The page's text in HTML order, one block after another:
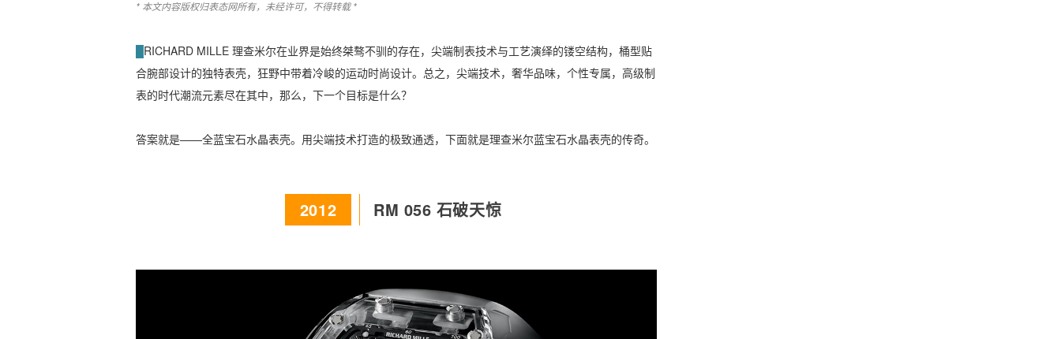
* 本文内容版权归表态网所有，未经许可，不得转载 *
█RICHARD MILLE 理查米尔在业界是始终桀骜不驯的存在，尖端制表技术与工艺演绎的镂空结构，桶型贴
合腕部设计的独特表壳，狂野中带着冷峻的运动时尚设计。总之，尖端技术，奢华品味，个性专属，高级制
表的时代潮流元素尽在其中，那么，下一个目标是什么？
答案就是——全蓝宝石水晶表壳。用尖端技术打造的极致通透，下面就是理查米尔蓝宝石水晶表壳的传奇。
2012 RM 056 石破天惊